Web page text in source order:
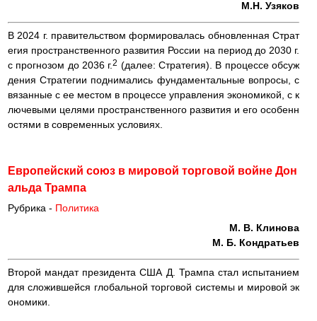
М.Н. Узяков
В 2024 г. правительством формировалась обновленная Страт
егия пространственного развития России на период до 2030 г.
с прогнозом до 2036 г.2 (далее: Стратегия). В процессе обсуж
дения Стратегии поднимались фундаментальные вопросы, с
вязанные с ее местом в процессе управления экономикой, с к
лючевыми целями пространственного развития и его особенн
остями в современных условиях.
Европейский союз в мировой торговой войне Дон
альда Трампа
Рубрика - Политика
М. В. Клинова
М. Б. Кондратьев
Второй мандат президента США Д. Трампа стал испытанием
для сложившейся глобальной торговой системы и мировой эк
ономики.